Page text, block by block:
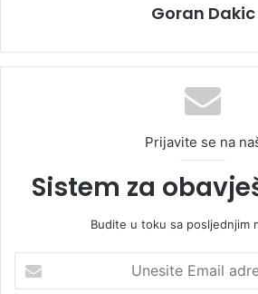
Goran Dakic
Prijavite se na
Sistem za
Budite u toku sa posljednjim